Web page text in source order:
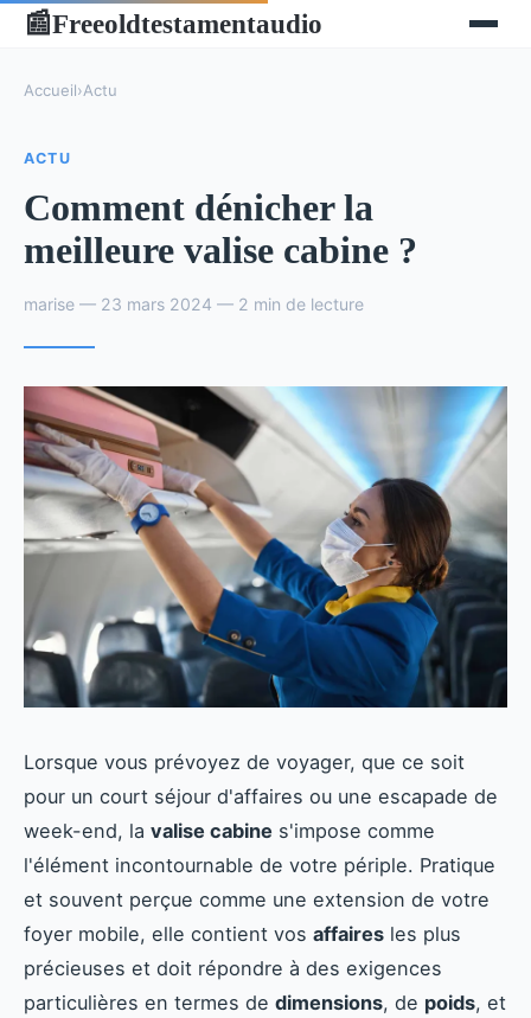
📰Freeoldtestamentaudio
Accueil›Actu
ACTU
Comment dénicher la
meilleure valise cabine ?
marise — 23 mars 2024 — 2 min de lecture
Lorsque vous prévoyez de voyager, que ce soit
pour un court séjour d'affaires ou une escapade de
week-end, la valise cabine s'impose comme
l'élément incontournable de votre périple. Pratique
et souvent perçue comme une extension de votre
foyer mobile, elle contient vos affaires les plus
précieuses et doit répondre à des exigences
particulières en termes de dimensions, de poids, et